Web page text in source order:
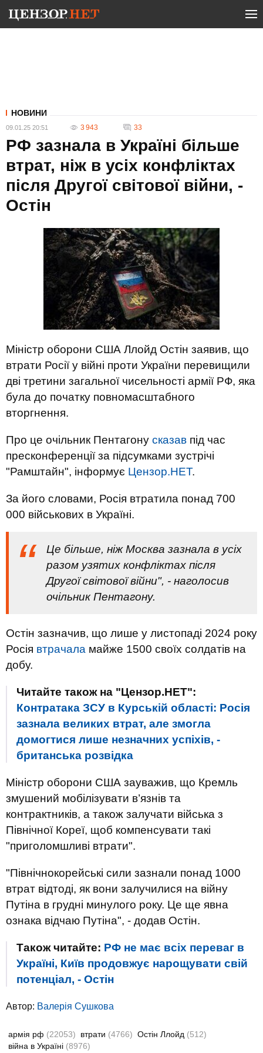
НОВИНИ
09.01.25 20:51 3 943 33
РФ зазнала в Україні більше
втрат, ніж в усіх конфліктах
після Другої світової війни, -
Остін
Міністр оборони США Ллойд Остін заявив, що
втрати Росії у війні проти України перевищили
дві третини загальної чисельності армії РФ, яка
була до початку повномасштабного
вторгнення.
Про це очільник Пентагону сказав під час
пресконференції за підсумками зустрічі
"Рамштайн", інформує Цензор.НЕТ.
За його словами, Росія втратила понад 700
000 військових в Україні.
Це більше, ніж Москва зазнала в усіх
разом узятих конфліктах після
Другої світової війни", - наголосив
очільник Пентагону.
Остін зазначив, що лише у листопаді 2024 року
Росія втрачала майже 1500 своїх солдатів на
добу.
Читайте також на "Цензор.НЕТ":
Контратака ЗСУ в Курській області: Росія
зазнала великих втрат, але змогла
домогтися лише незначних успіхів, -
британська розвідка
Міністр оборони США зауважив, що Кремль
змушений мобілізувати в’язнів та
контрактників, а також залучати війська з
Північної Кореї, щоб компенсувати такі
"приголомшливі втрати".
"Північнокорейські сили зазнали понад 1000
втрат відтоді, як вони залучилися на війну
Путіна в грудні минулого року. Це ще явна
ознака відчаю Путіна", - додав Остін.
Також читайте: РФ не має всіх переваг в
Україні, Київ продовжує нарощувати свій
потенціал, - Остін
Автор: Валерiя Сушкова
армія рф (22053) втрати (4766) Остін Ллойд (512)
війна в Україні (8976)